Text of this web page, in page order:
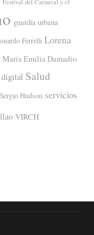
Festival del Carnaval y el
guardia urbana
Ferrelli Lorena
María Emilia Damadio
Salud
Sergio Hudson servicios
VIRCH